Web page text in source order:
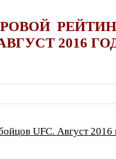
2016
UFC. Август 2016